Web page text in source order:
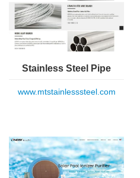
Stainless Steel Pipe
www.mtstainlesssteel.com